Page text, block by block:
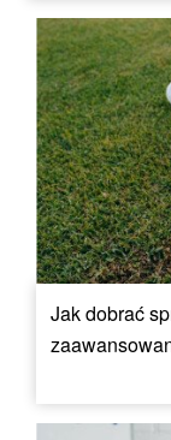
Jak dobrać